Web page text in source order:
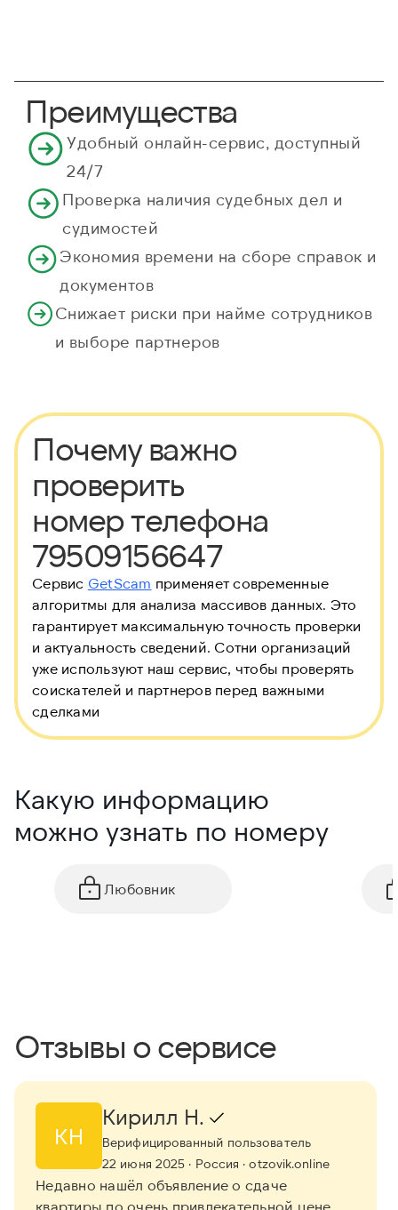
Преимущества
Удобный онлайн-сервис, доступный
24/7
Проверка наличия судебных дел и
судимостей
Экономия времени на сборе справок и
документов
Снижает риски при найме сотрудников
и выборе партнеров
Почему важно
проверить
номер телефона
79509156647
Сервис GetScam применяет современные
алгоритмы для анализа массивов данных. Это
гарантирует максимальную точность проверки
и актуальность сведений. Сотни организаций
уже используют наш сервис, чтобы проверять
соискателей и партнеров перед важными
сделками
Какую информацию
можно узнать по номеру
Любовник
Отзывы о сервисе
КН
Кирилл Н.
Верифицированный пользователь
22 июня 2025 · Россия · otzovik.online
Недавно нашёл объявление о сдаче
квартиры по очень привлекательной цене,